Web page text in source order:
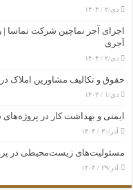
دی/۲ / ۱۴۰۴
اجرای آجر نماچین شرکت نماسا
آجری
دی/۲ / ۱۴۰۴
حقوق و تکالیف مشاورین املاک
دی/۱ / ۱۴۰۴
ایمنی و بهداشت کار در
آذر/۳۰ / ۱۴۰۴
مسئولیت‌های زیست‌محیطی در
آذر/۲۹ / ۱۴۰۴